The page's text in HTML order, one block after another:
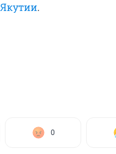
.
0